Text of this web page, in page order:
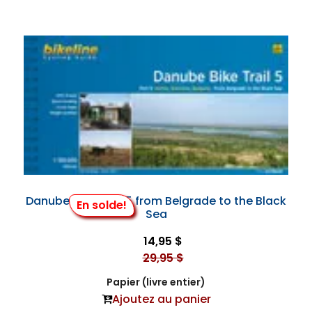
En solde!
Danube Bike Trail 5 from Belgrade to the Black
Sea
14,95 $
29,95 $
Papier (livre entier)
Ajoutez au panier